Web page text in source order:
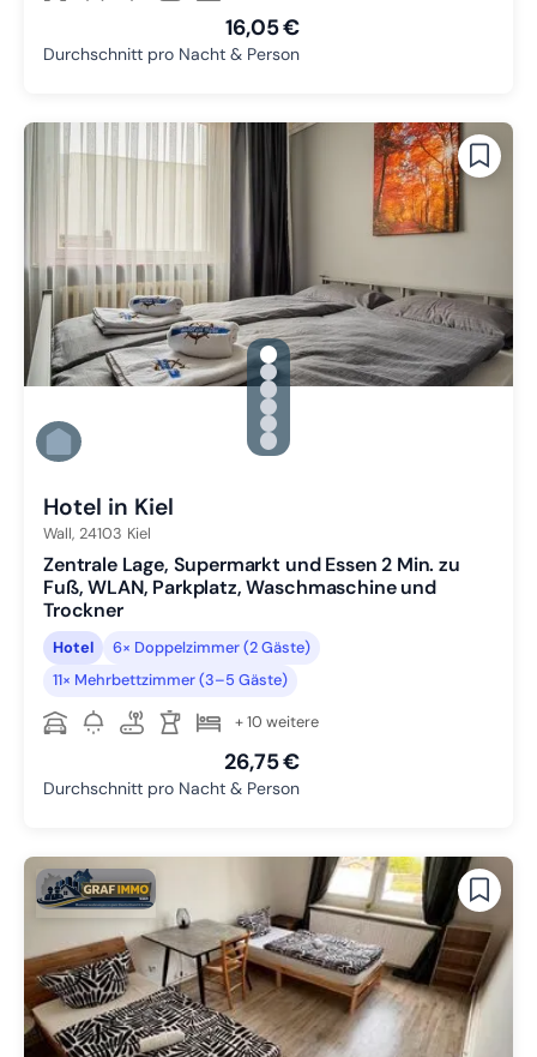
16,05 €
Durchschnitt pro Nacht & Person
gallery.slide_selector
Zu Slide 1 wechseln
Zu Slide 2 wechseln
Zu Slide 3 wechseln
Zu Slide 4 wechseln
Zu Slide 5 wechseln
Zu Slide 6 wechseln
Hotel in Kiel
Wall, 24103 Kiel
Zentrale Lage, Supermarkt und Essen 2 Min. zu
Fuß, WLAN, Parkplatz, Waschmaschine und
Trockner
Hotel
6× Doppelzimmer (2 Gäste)
11× Mehrbettzimmer (3–5 Gäste)
+ 10 weitere
26,75 €
Durchschnitt pro Nacht & Person